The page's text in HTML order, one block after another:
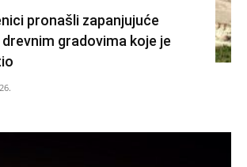
pronašli zapanjujuće
gradovima koje je